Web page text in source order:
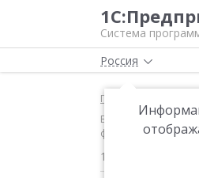
Система
Россия
Главная
Версия 2.2.3.196
формата запросов
18.05.2017